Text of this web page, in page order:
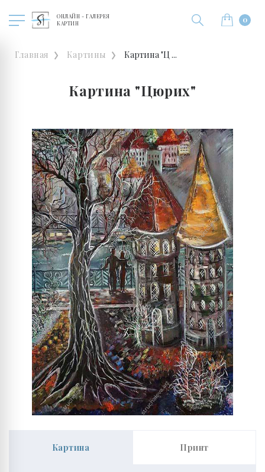
ОНЛАЙН - ГАЛЕРЕЯ
КАРТИН
0
Главная Картины Картина "Ц ...
Картина "Цюрих"
Картина Принт